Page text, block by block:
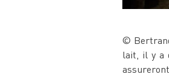
©
lait, il y a